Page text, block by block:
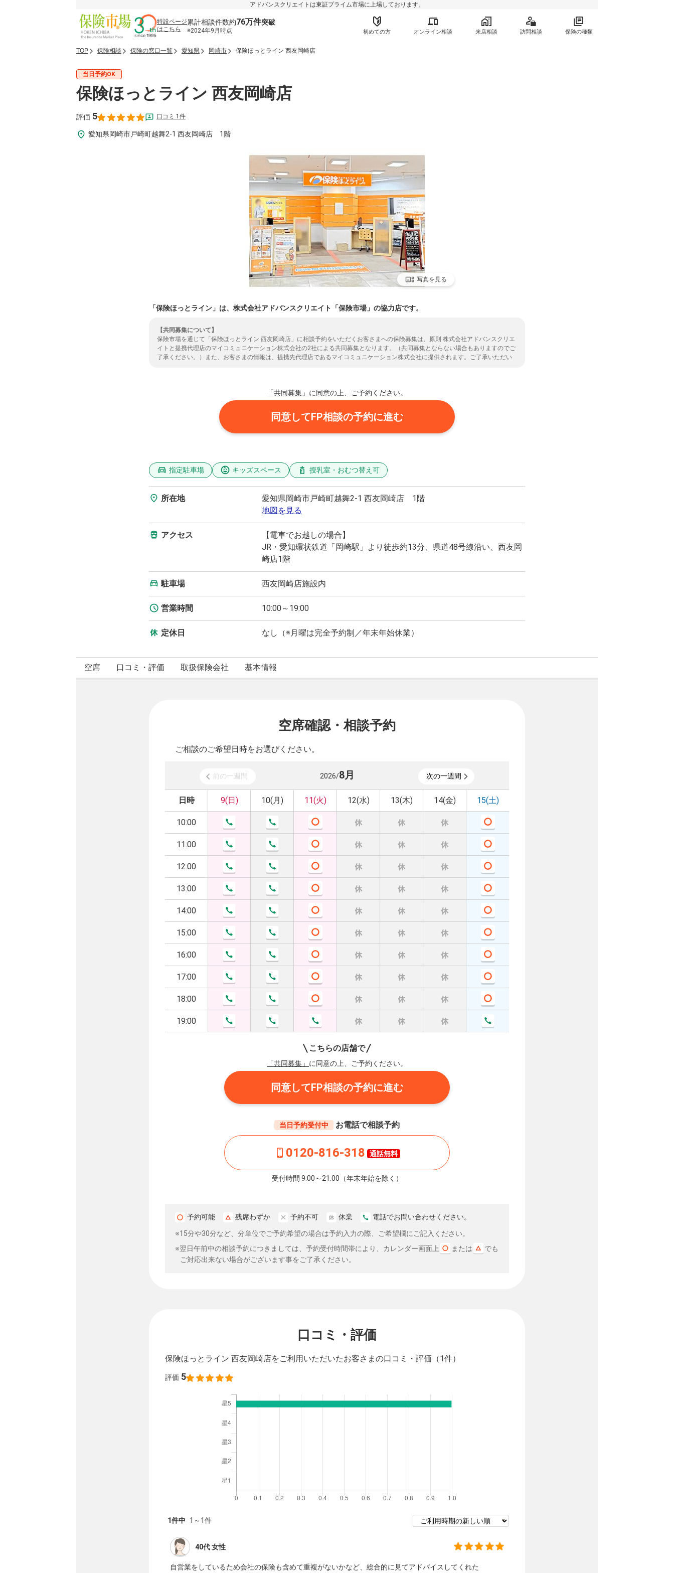
アドバンスクリエイトは東証プライム市場に上場しております。
特設ページ
はこちら
累計相談件数約76万件突破
※2024年9月時点 初めての方 オンライン相談 来店相談 訪問相談 保険の種類
TOP 保険相談 保険の窓口一覧 愛知県 岡崎市 保険ほっとライン 西友岡崎店
当日予約OK
保険ほっとライン 西友岡崎店
評価 5 口コミ 1件
愛知県岡崎市戸崎町越舞2-1 西友岡崎店 1階
写真を見る
「保険ほっとライン」は、株式会社アドバンスクリエイト「保険市場」の協力店です。
【共同募集について】
保険市場を通じて「保険ほっとライン 西友岡崎店」に相談予約をいただくお客さまへの保険募集は、原則 株式会社アドバンスクリエ
イトと提携代理店のマイコミュニケーション株式会社の2社による共同募集となります。（共同募集とならない場合もありますのでご
了承ください。）また、お客さまの情報は、提携先代理店であるマイコミュニケーション株式会社に提供されます。ご了承いただい
「共同募集」 に同意の上、ご予約ください。
同意してFP相談の予約に進む
指定駐車場 キッズスペース 授乳室・おむつ替え可
所在地
愛知県岡崎市戸崎町越舞2-1 西友岡崎店 1階
地図を見る
アクセス
【電車でお越しの場合】
JR・愛知環状鉄道「岡崎駅」より徒歩約13分、県道48号線沿い、西友岡
崎店1階
駐車場 西友岡崎店施設内
営業時間 10:00～19:00
定休日 なし（※月曜は完全予約制／年末年始休業）
空席 口コミ・評価 取扱保険会社 基本情報
空席確認・相談予約
ご相談のご希望日時をお選びください。
前の一週間 2026/8月 次の一週間
日時
10:00
11:00
12:00
13:00
14:00
15:00
16:00
17:00
18:00
19:00
9(日) 10(月) 11(火) 12(水) 13(木) 14(金) 15(土)
こちらの店舗で
「共同募集」 に同意の上、ご予約ください。
同意してFP相談の予約に進む
当日予約受付中 お電話で相談予約
0120-816-318 通話無料
受付時間 9:00～21:00（年末年始を除く）
予約可能 残席わずか 予約不可 休業 電話でお問い合わせください。
※15分や30分など、分単位でご予約希望の場合は予約入力の際、ご希望欄にご記入ください。
※翌日午前中の相談予約につきましては、予約受付時間帯により、カレンダー画面上
または
でも
ご対応出来ない場合がございます事をご了承ください。
口コミ・評価
保険ほっとライン 西友岡崎店をご利用いただいたお客さまの口コミ・評価 （1件）
評価 5
1件中 1 ～ 1件
40代女性
自営業をしているため会社の保険も含めて重複がないかなど、総合的に見てアドバイスしてくれた